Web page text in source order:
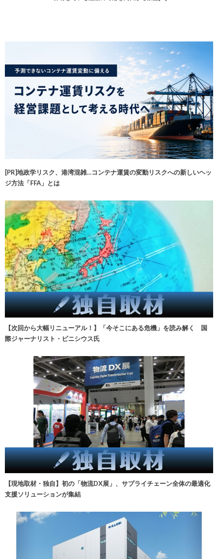
[PR]地政学リスク、港湾混雑…コンテナ運賃の変動リスクへの新しいヘッ
ジ方法「FFA」とは
【次回から大幅リニューアル！】「今そこにある危機」を読み解く 国
際ジャーナリスト・ビニシウス氏
【現地取材・独自】初の「物流DX展」、サプライチェーン全体の最適化
支援ソリューションが集結